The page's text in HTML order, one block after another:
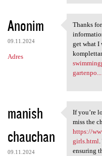
a
r
z
e
Anonim
09.11.2024
Adres
Thanks
Thanks
get what I
gartenpo...
manish
chauchan
09.11.2024
If you’re
If you’re
miss the
https://
girls.html.
ensuring